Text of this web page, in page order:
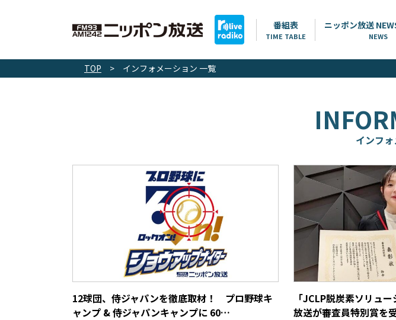
番組表
TIME TABLE
ニッポン放送
NEWS
TOP > インフォメーション 一覧
インフ
12球団、侍ジャパンを徹底取材！ プロ野球キ
ャンプ & 侍ジャパンキャンプに 60…
「JCLP脱炭素ソリュ
放送が審査員特別賞を